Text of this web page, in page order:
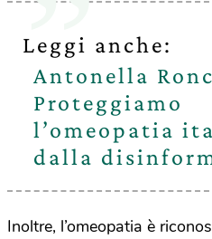
Leggi anche:
Antonella
Proteggiamo
l’omeopatia
dalla
Inoltre, l’omeopatia è